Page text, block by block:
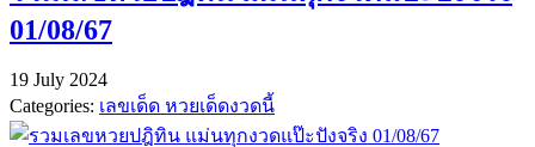
01/08/67
19 July 2024
Categories: เลขเด็ด หวยเด็ดงวดนี้